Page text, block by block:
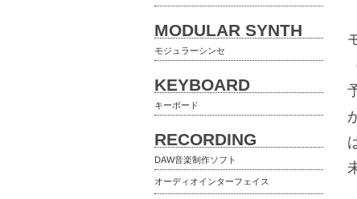
MODULAR SYNTH
モジュラーシンセ
KEYBOARD
キーボード
RECORDING
DAW音楽制作ソフト
オーディオインターフェイス